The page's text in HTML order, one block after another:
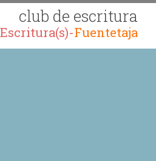
club de escritura
Fuentetaja